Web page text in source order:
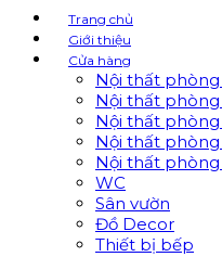
Trang chủ
Giới thiệu
Cửa hàng
Nội thất
Nội thất
Nội thất
Nội thất phòng
Nội thất
WC
Sân vườn
Đồ Decor
Thiết bị bếp